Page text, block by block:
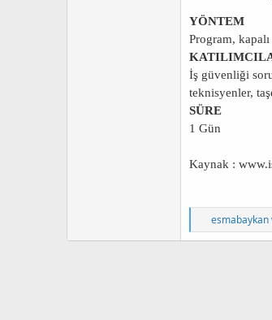
YÖNTEM
Program,
İş güvenliği
teknisyenler,
SÜRE
1 Gün
Kaynak :
T
e
p
esmabaykan